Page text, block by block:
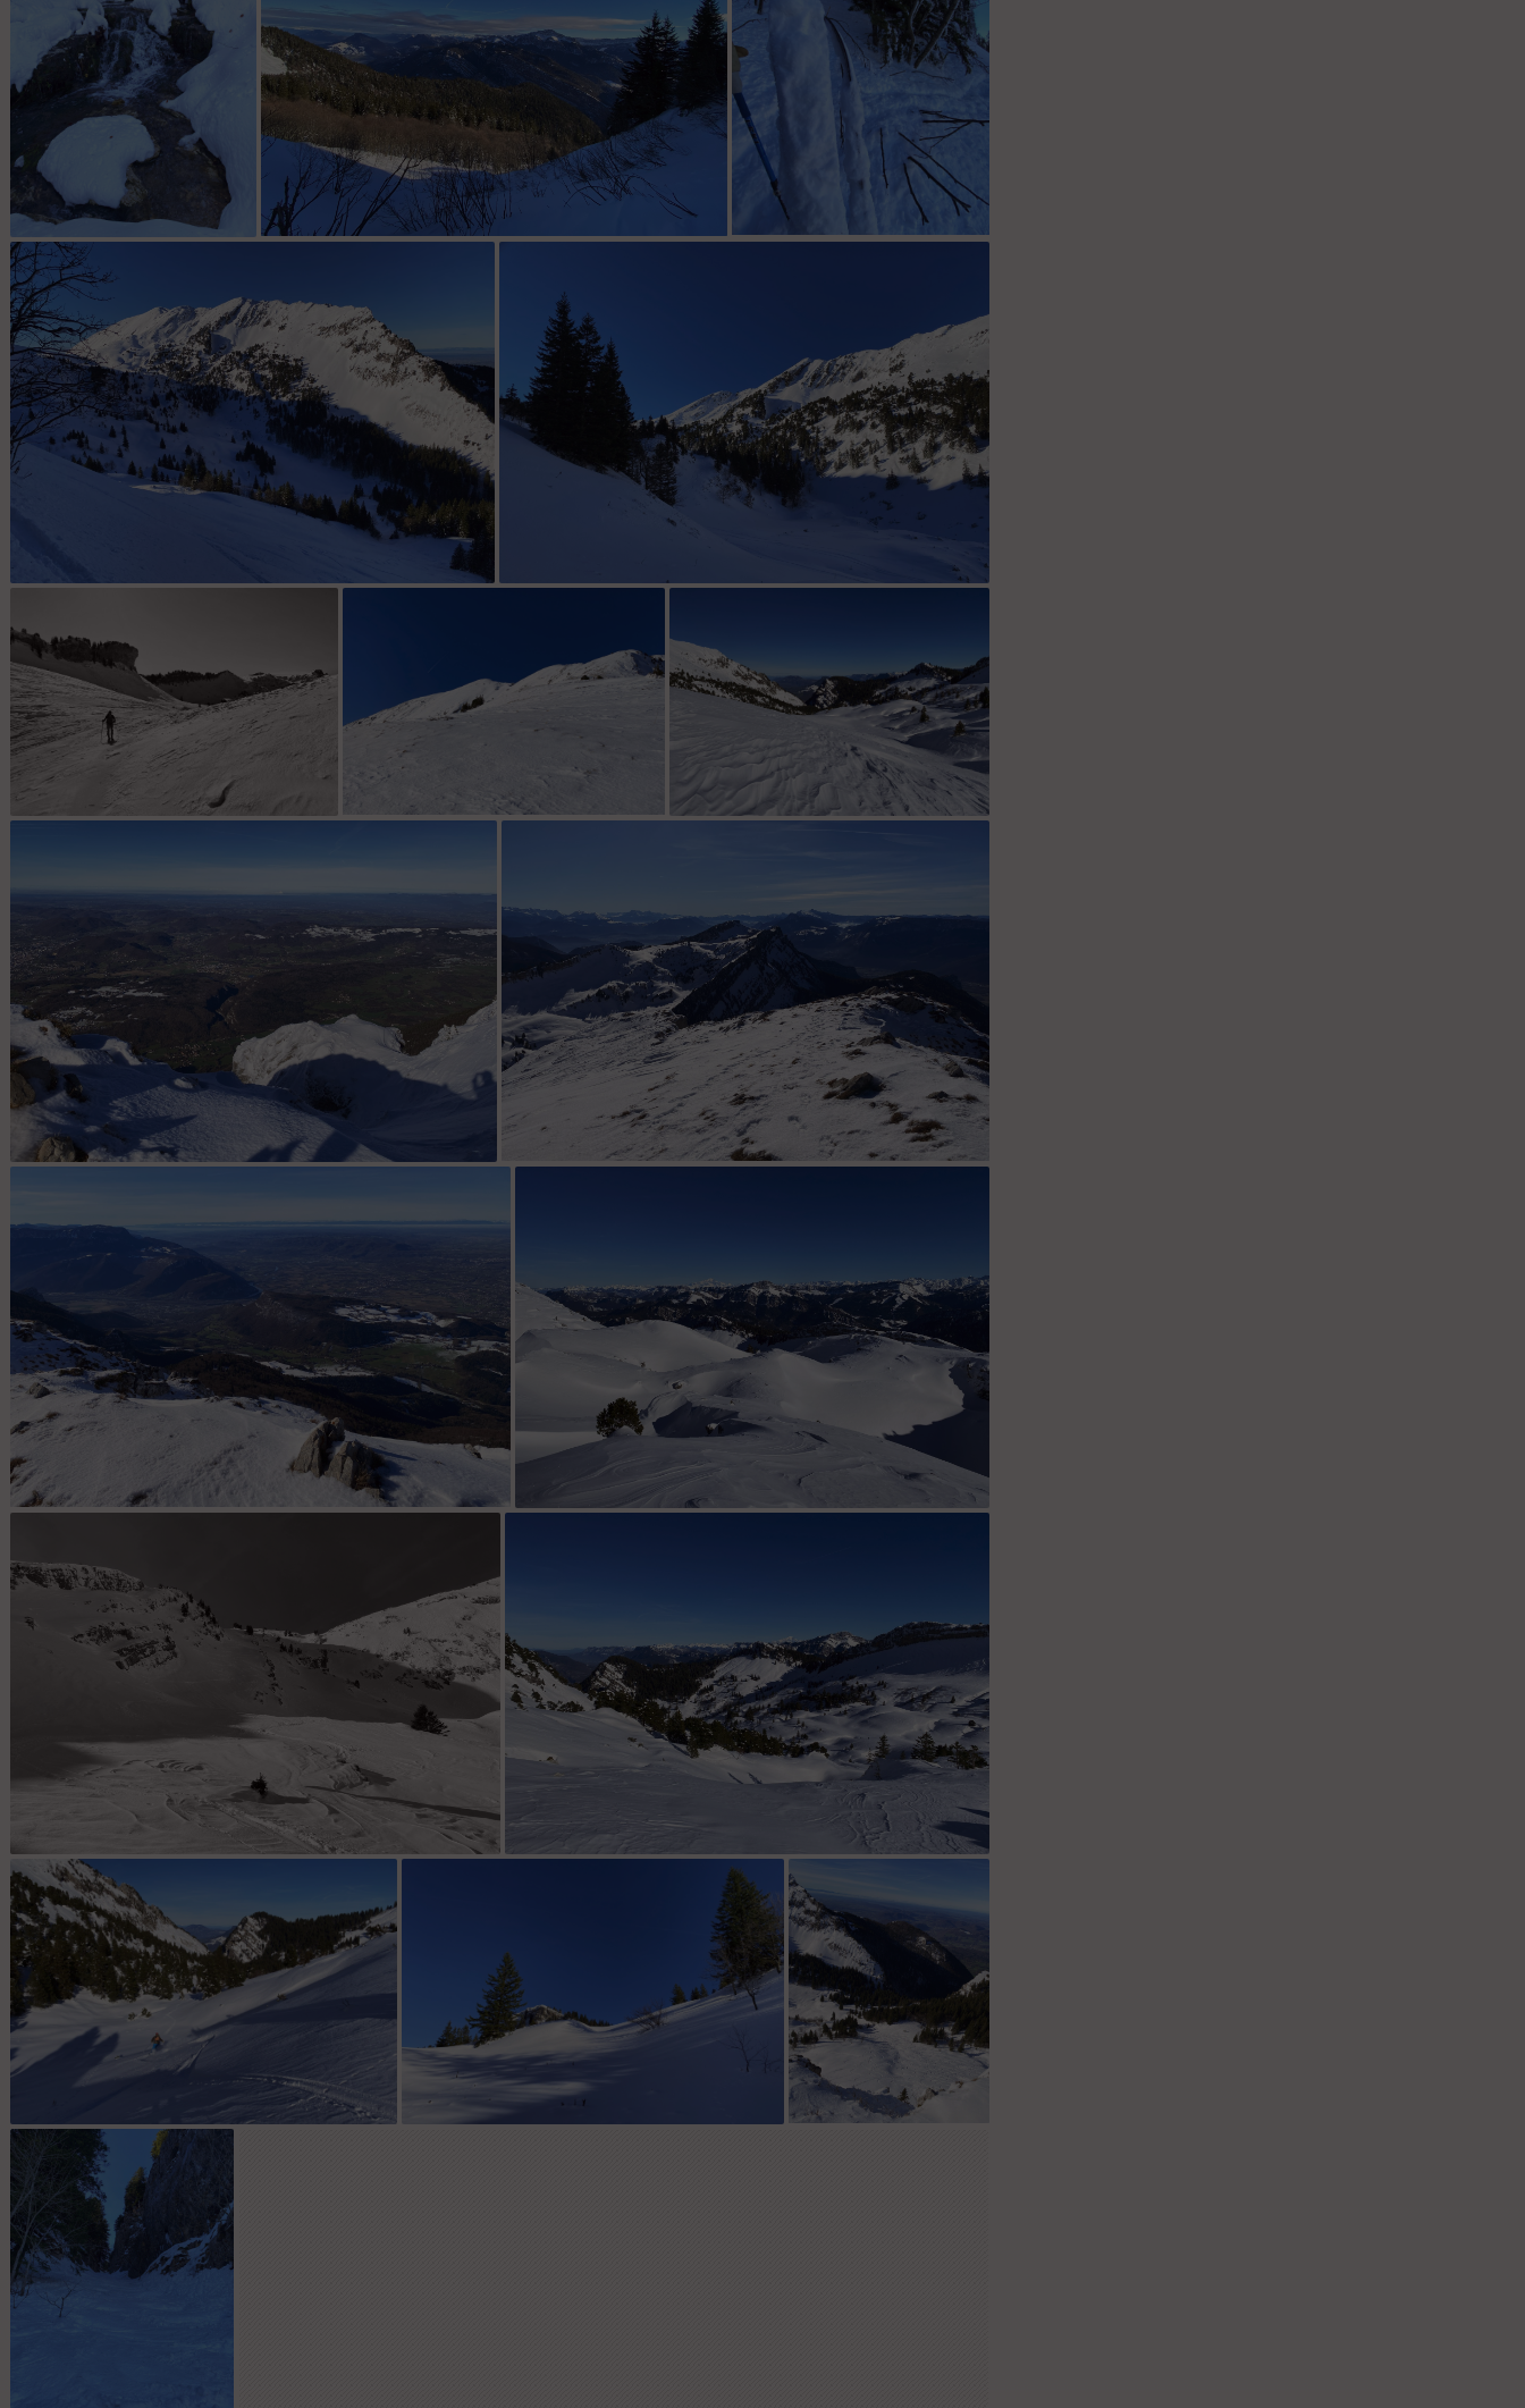
Ruisseau entre hiver et
printemps, pour les derniers
jours d'automne
La suite de la combe
Bon partout où ça n'a pas vu le soleil